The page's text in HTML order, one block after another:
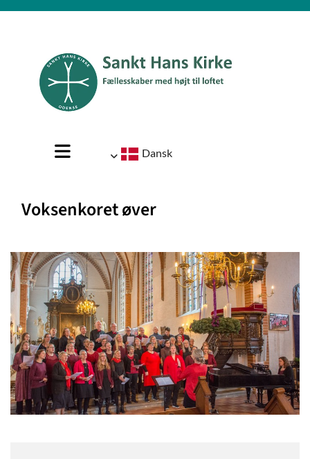
Dansk
Voksenkoret øver